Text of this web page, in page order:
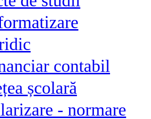
contabil
școlară
- normare